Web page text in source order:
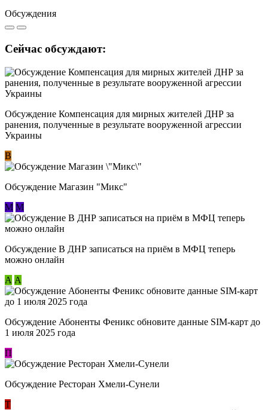
Обсуждения
Сейчас обсуждают:
Обсуждение Компенсация для мирных жителей ДНР за
ранения, полученные в результате вооруженной агрессии
Украины
В
Обсуждение Магазин "Микс"
М М
Обсуждение В ДНР записаться на приём в МФЦ теперь
можно онлайн
А А
Обсуждение Абоненты Феникс обновите данные SIM-карт до
1 июля 2025 года
П
Обсуждение Ресторан Хмели-Сунели
Т